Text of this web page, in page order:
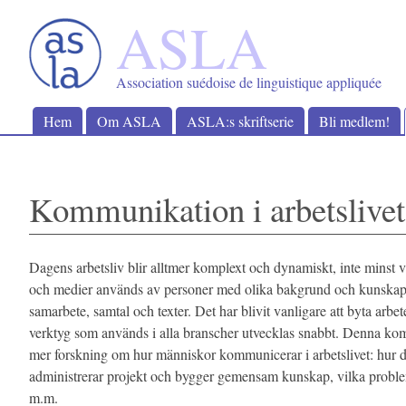
innehåll
ASLA
Association suédoise de linguistique appliquée
Hem Om ASLA ASLA:s skriftserie Bli medlem!
Kommunikation i arbetslivet
Dagens arbetsliv blir alltmer komplext och dynamiskt, inte minst
och medier används av personer med olika bakgrund och
samarbete, samtal och texter. Det har blivit vanligare att byta
verktyg som används i alla branscher utvecklas snabbt. Denna
mer forskning om hur människor kommunicerar i arbetslivet: hur
administrerar projekt och bygger gemensam kunskap, vilka
m.m.